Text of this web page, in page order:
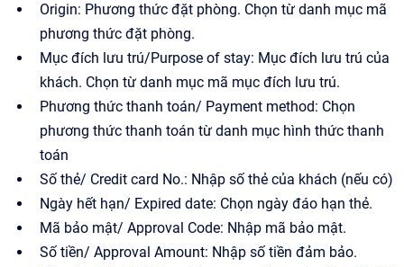
Origin: Phương thức đặt phòng. Chọn từ danh mục mã
phương thức đặt phòng.
Mục đích lưu trú/Purpose of stay: Mục đích lưu trú của
khách. Chọn từ danh mục mã mục đích lưu trú.
Phương thức thanh toán/ Payment method: Chọn
phương thức thanh toán từ danh mục hình thức thanh
toán
Số thẻ/ Credit card No.: Nhập số thẻ của khách (nếu có)
Ngày hết hạn/ Expired date: Chọn ngày đáo hạn thẻ.
Mã bảo mật/ Approval Code: Nhập mã bảo mật.
Số tiền/ Approval Amount: Nhập số tiền đảm bảo.